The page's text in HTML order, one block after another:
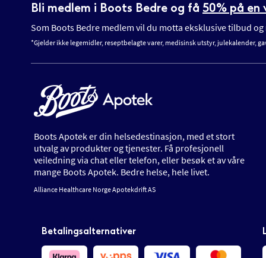
Bli medlem i Boots Bedre og få 50% på en
Som Boots Bedre medlem vil du motta eksklusive tilbud
*Gjelder ikke legemidler, reseptbelagte varer, medisinsk utstyr, julekalender,
Boots Apotek er din helsedestinasjon, med et stort
utvalg av produkter og tjenester. Få profesjonell
veiledning via chat eller telefon, eller besøk et av våre
mange Boots Apotek. Bedre helse, hele livet.
Alliance Healthcare Norge Apotekdrift AS
Betalingsalternativer